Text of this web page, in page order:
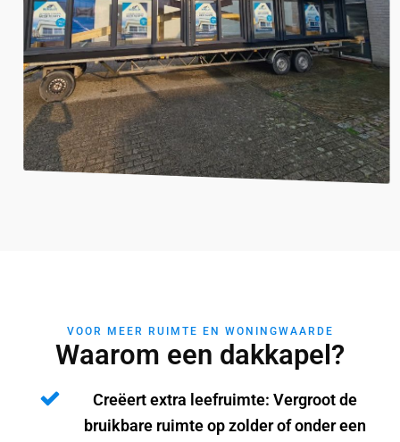
VOOR MEER RUIMTE EN WONINGWAARDE
Waarom een dakkapel?
Creëert extra leefruimte: Vergroot de
bruikbare ruimte op zolder of onder een